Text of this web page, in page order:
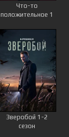
Что-то
положительное 1
Зверобой 1-2
сезон